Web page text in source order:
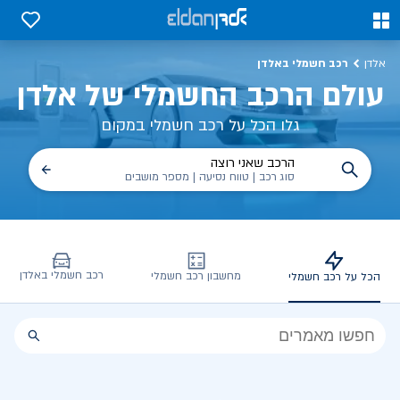
0
0
אלדן רכב חשמלי באלדן
עולם הרכב החשמלי של אלדן
גלו הכל על רכב חשמלי במקום
הרכב שאני רוצה
סוג רכב | טווח נסיעה | מספר מושבים
הכל על רכב חשמלי מחשבון רכב חשמלי רכב חשמלי באלדן
הכל
הכל על רכב חשמלי, שימושים, טכנולוגיה וכל מה שכדי לדעת | אלדן